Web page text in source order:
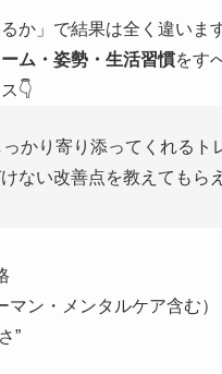
か」で結果は全く違います
ム・姿勢・生活習慣をす
👇
かり寄り添ってくれるト
ない改善点を教えてもらえ
ン・メンタルケア含む）
”